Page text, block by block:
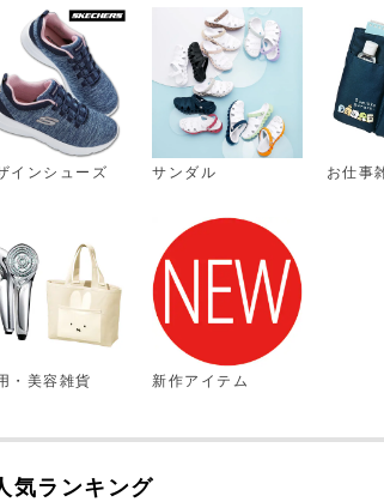
インシューズ サンダル お仕事
・美容雑貨 新作アイテム
気ランキング